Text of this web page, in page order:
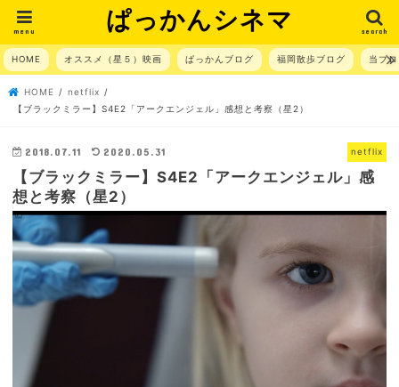
ぱっかんシネマ search
menu
HOME オススメ（星５）映画 ぱっかんブログ 福岡散歩ブログ 当ブ
HOME
netflix
【ブラックミラー】S4E2「アークエンジェル」感想と考察（星2）
netflix
2018.07.11 2020.05.31
【ブラックミラー】S4E2「アークエンジェル」感
想と考察（星2）